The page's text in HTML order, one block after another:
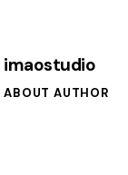
imaostudio
ABOUT AUTHOR